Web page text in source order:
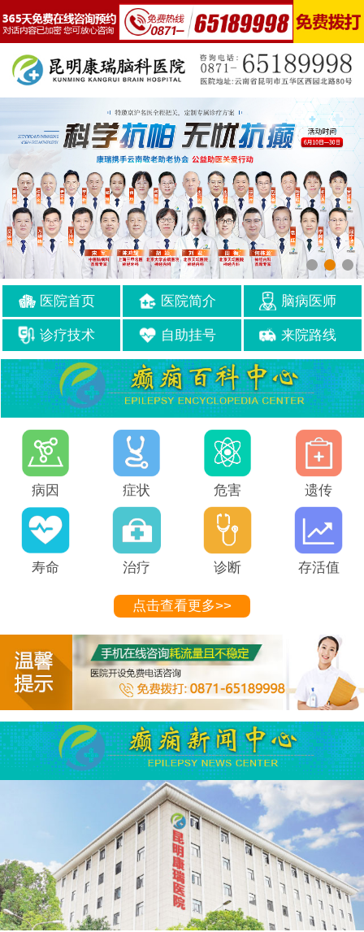
医院首页 医院简介 脑病医师
诊疗技术 自助挂号 来院路线
病因 症状 危害 遗传
寿命 治疗 诊断 存活值
点击查看更多>>